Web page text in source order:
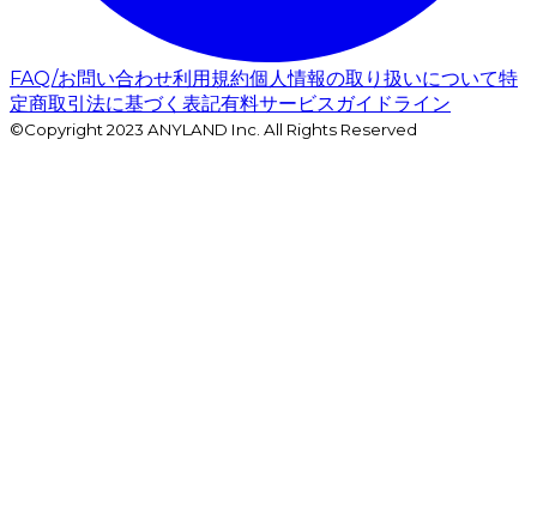
FAQ/お問い合わせ利用規約個人情報の取り扱いについて特
定商取引法に基づく表記有料サービスガイドライン
©Copyright 2023 ANYLAND Inc. All Rights Reserved